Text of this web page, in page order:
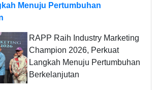
Menuju Pertumbuhan
RAPP Raih Industry Marketing
Champion 2026, Perkuat
Langkah Menuju Pertumbuhan
Berkelanjutan